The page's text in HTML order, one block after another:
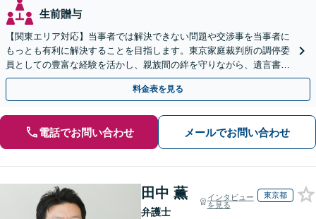
生前贈与
【関東エリア対応】当事者では解決できない問題や交渉事を当事者に
もっとも有利に解決することを目指します。東京家庭裁判所の調停委
員としての豊富な経験を活かし、親族間の絆を守りながら、遺言書作
成から相続放棄まで相続問題を誠実にサポートいたします。
料金表を見る
電話でお問い合わせ メールでお問い合わせ
田中 薫
弁護士
インタビュー
を見る
東京都